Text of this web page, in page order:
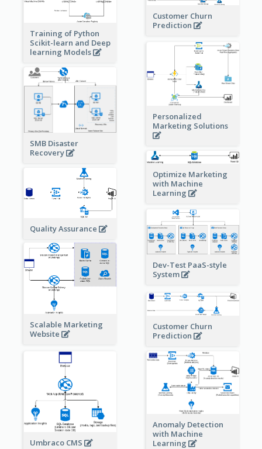
Training of Python
Scikit-learn and Deep
learning Models
Customer Churn
Prediction
Personalized
Marketing Solutions
SMB Disaster
Recovery
Optimize Marketing
with Machine
Learning
Quality Assurance
Dev-Test PaaS-style
System
Scalable Marketing
Website
Customer Churn
Prediction
Umbraco CMS
Anomaly Detection
with Machine
Learning